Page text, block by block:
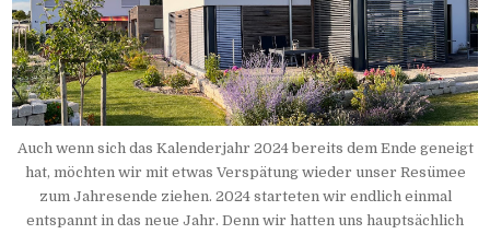
Auch wenn sich das Kalenderjahr 2024 bereits dem Ende geneigt
hat, möchten wir mit etwas Verspätung wieder unser Resümee
zum Jahresende ziehen. 2024 starteten wir endlich einmal
entspannt in das neue Jahr. Denn wir hatten uns hauptsächlich